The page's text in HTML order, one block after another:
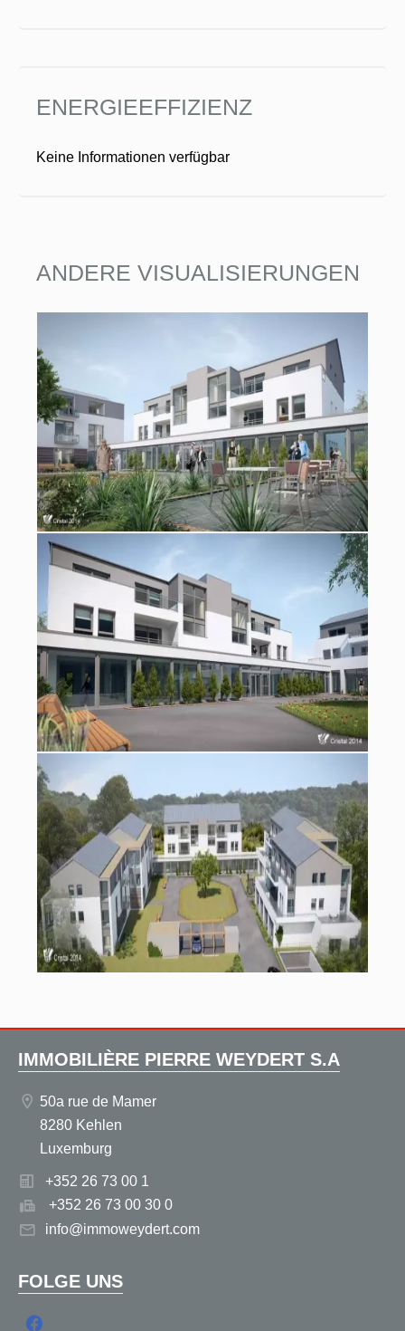
ENERGIEEFFIZIENZ
Keine Informationen verfügbar
ANDERE VISUALISIERUNGEN
IMMOBILIÈRE PIERRE WEYDERT S.A
50a rue de Mamer
8280 Kehlen
Luxemburg
+352 26 73 00 1
+352 26 73 00 30 0
info@immoweydert.com
FOLGE UNS